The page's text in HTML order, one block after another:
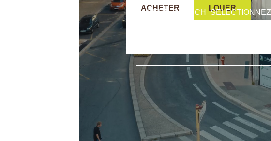
ACHETER LOUER
TEXT_SEARCH_SELECTIONNEZ